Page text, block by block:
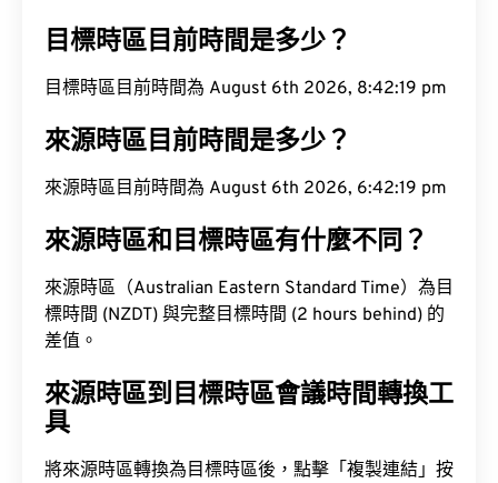
目標時區目前時間是多少？
目標時區目前時間為 August 6th 2026, 8:42:20 pm
來源時區目前時間是多少？
來源時區目前時間為 August 6th 2026, 6:42:20 pm
來源時區和目標時區有什麼不同？
來源時區（Australian Eastern Standard Time）為目
標時間 (NZDT) 與完整目標時間 (2 hours behind) 的
差值。
來源時區到目標時區會議時間轉換工
具
將來源時區轉換為目標時區後，點擊「複製連結」按